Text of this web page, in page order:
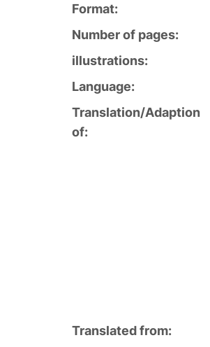
Format:
Number of pages:
illustrations:
Language:
Translation/Adaption
of:
Translated from: